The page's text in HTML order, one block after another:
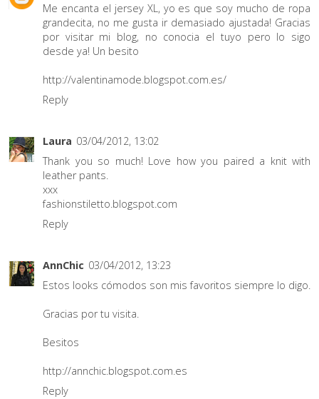
Me encanta el jersey XL, yo es que soy mucho de ropa
grandecita, no me gusta ir demasiado ajustada! Gracias
por visitar mi blog, no conocia el tuyo pero lo sigo
desde ya! Un besito
http://valentinamode.blogspot.com.es/
Reply
Laura 03/04/2012, 13:02
Thank you so much! Love how you paired a knit with
leather pants.
xxx
fashionstiletto.blogspot.com
Reply
AnnChic 03/04/2012, 13:23
Estos looks cómodos son mis favoritos siempre lo digo.
Gracias por tu visita.
Besitos
http://annchic.blogspot.com.es
Reply